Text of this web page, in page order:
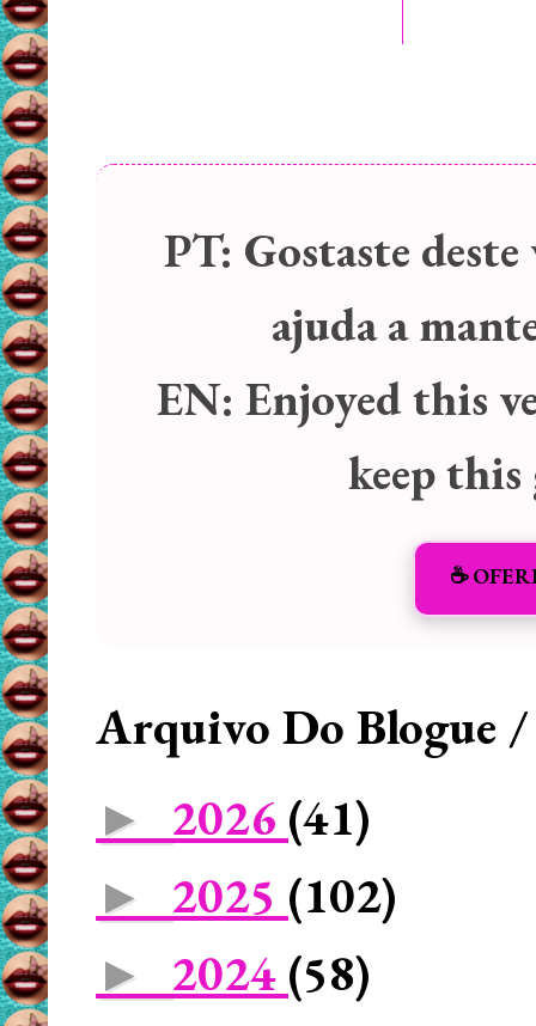
PT: Gostaste
ajuda a
EN: Enjoyed this
keep
☕️
Arquivo Do Blogue
► 2026 (41)
► 2025 (102)
► 2024 (58)